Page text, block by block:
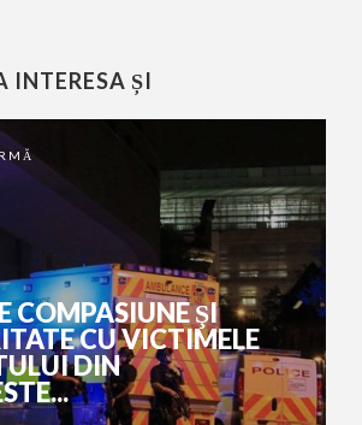
INTERESA ȘI
COMPASIUNE ŞI
CU VICTIMELE
DIN